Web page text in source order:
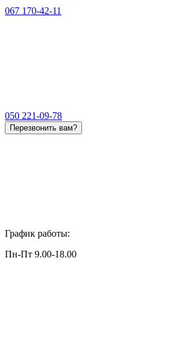
067 170-42-11
050 221-09-78
Перезвонить вам?
График работы:
Пн-Пт 9.00-18.00